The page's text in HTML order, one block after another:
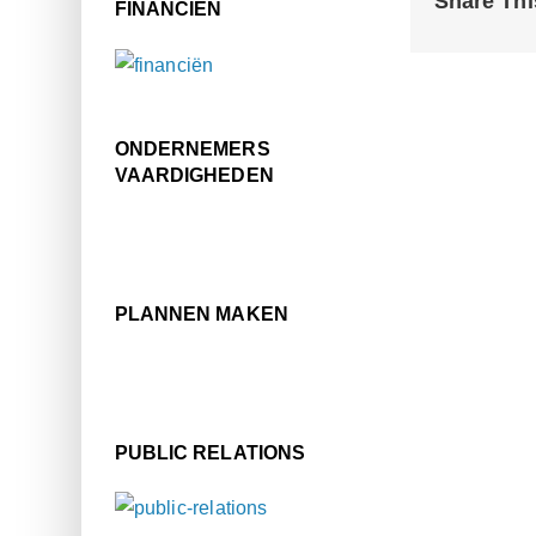
FINANCIËN
ONDERNEMERS
VAARDIGHEDEN
PLANNEN MAKEN
PUBLIC RELATIONS